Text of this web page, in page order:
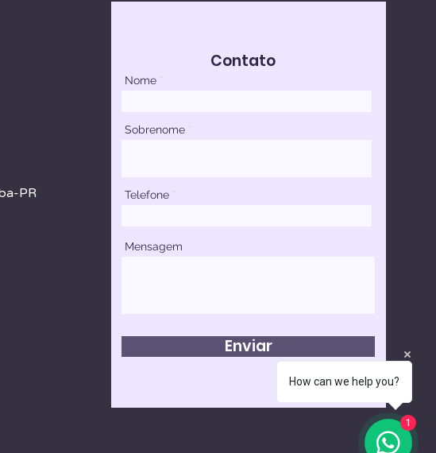
PR
Contato
Nome
Sobrenome
Telefone
Mensagem
Enviar
How can we help you?
1